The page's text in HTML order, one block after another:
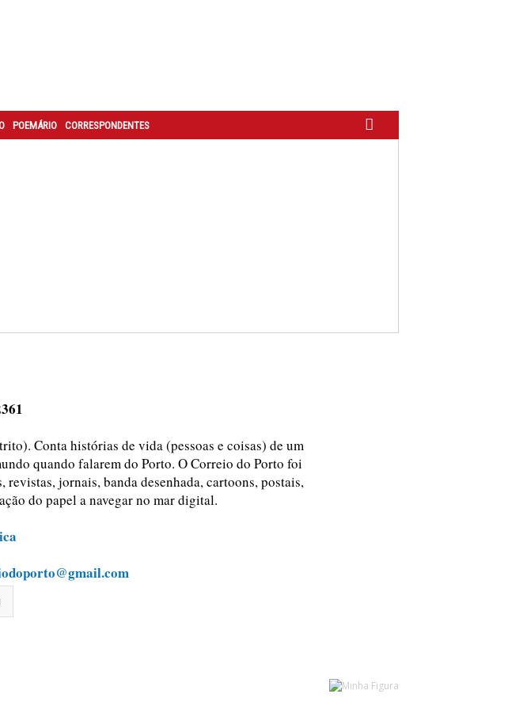
POEMÁRIO CORRESPONDENTES
Conta histórias de vida (pessoas e coisas) de um
quando falarem do Porto. O Correio do Porto foi
jornais, banda desenhada, cartoons, postais,
do papel a navegar no mar digital.